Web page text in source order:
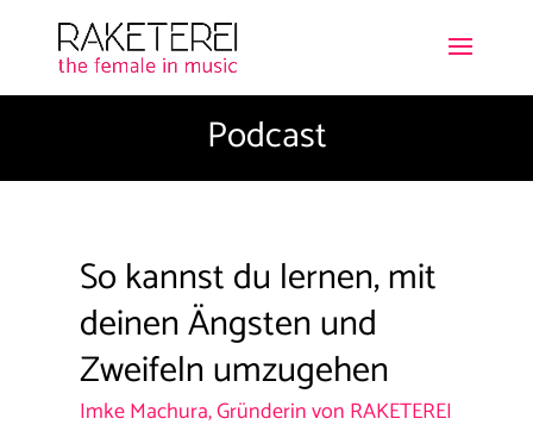
Podcast
So kannst du lernen, mit
deinen Ängsten und
Zweifeln umzugehen
Imke Machura, Gründerin von RAKETEREI